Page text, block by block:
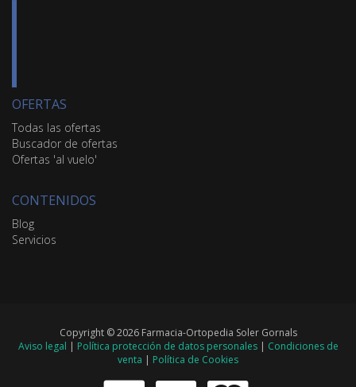
OFERTAS
Todas las ofertas
Buscador de ofertas
Ofertas 'al vuelo'
CONTENIDOS
Blog
Servicios
Copyright © 2026 Farmacia-Ortopedia Soler Gornals
Aviso legal | Política protección de datos personales| Condiciones de
venta | Política de Cookies